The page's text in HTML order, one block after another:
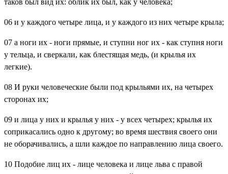
таков был вид их: облик их был, как у человека;
06 и у каждого четыре лица, и у каждого из них четыре крыла;
07 а ноги их - ноги прямые, и ступни ног их - как ступня ноги
у тельца, и сверкали, как блестящая медь, (и крылья их
легкие).
08 И руки человеческие были под крыльями их, на четырех
сторонах их;
09 и лица у них и крылья у них - у всех четырех; крылья их
соприкасались одно к другому; во время шествия своего они
не оборачивались, а шли каждое по направлению лица своего.
10 Подобие лиц их - лице человека и лице льва с правой